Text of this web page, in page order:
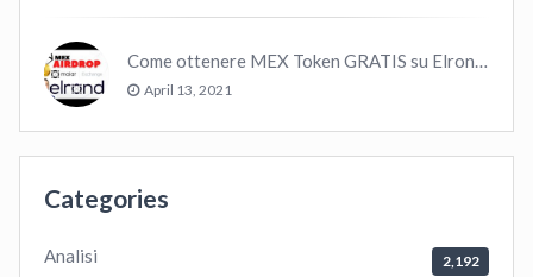
Come ottenere MEX Token GRATIS su Elrond ?
April 13, 2021
Categories
Analisi 2,192